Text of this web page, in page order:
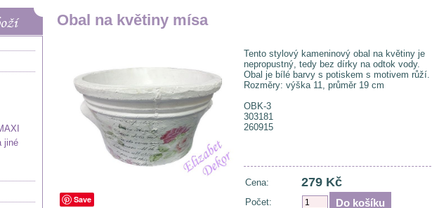
jiné
Obal na květiny mísa
Save
Tento stylový kameninový obal na květiny je
nepropustný, tedy bez dírky na odtok vody.
Obal je bílé barvy s potiskem s motivem růží.
Rozměry: výška 11, průměr 19 cm
OBK-3
303181
260915
Cena: 279 Kč
Počet: